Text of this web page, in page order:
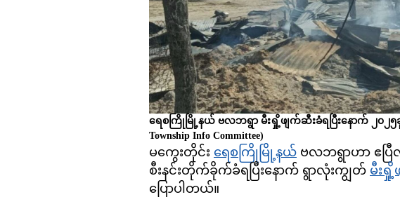
ရေစကြိုမြို့နယ် ဗလဘရွာ မီးရှို့ဖျက်ဆီးခံရပြီးနောက် ၂၀၂
Township Info Committee)
မကွေးတိုင်း ရေစကြိုမြို့နယ် ဗလဘရွာဟာ ဧပြီ
စီးနင်းတိုက်ခိုက်ခံရပြီးနောက် ရွာလုံးကျွတ် မီးရှို့
ပြောပါတယ်။